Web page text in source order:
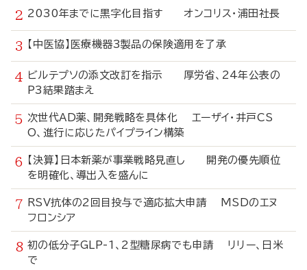
2030年までに黒字化目指す オンコリス・浦田社長
【中医協】医療機器3製品の保険適用を了承
ビルテプソの添文改訂を指示 厚労省、24年公表の
P3結果踏まえ
次世代AD薬、開発戦略を具体化 エーザイ・井戸CS
O、進行に応じたパイプライン構築
【決算】日本新薬が事業戦略見直し 開発の優先順位
を明確化、導出入を盛んに
RSV抗体の2回目投与で適応拡大申請 MSDのエヌ
フロンシア
初の低分子GLP-1、2型糖尿病でも申請 リリー、日米
で